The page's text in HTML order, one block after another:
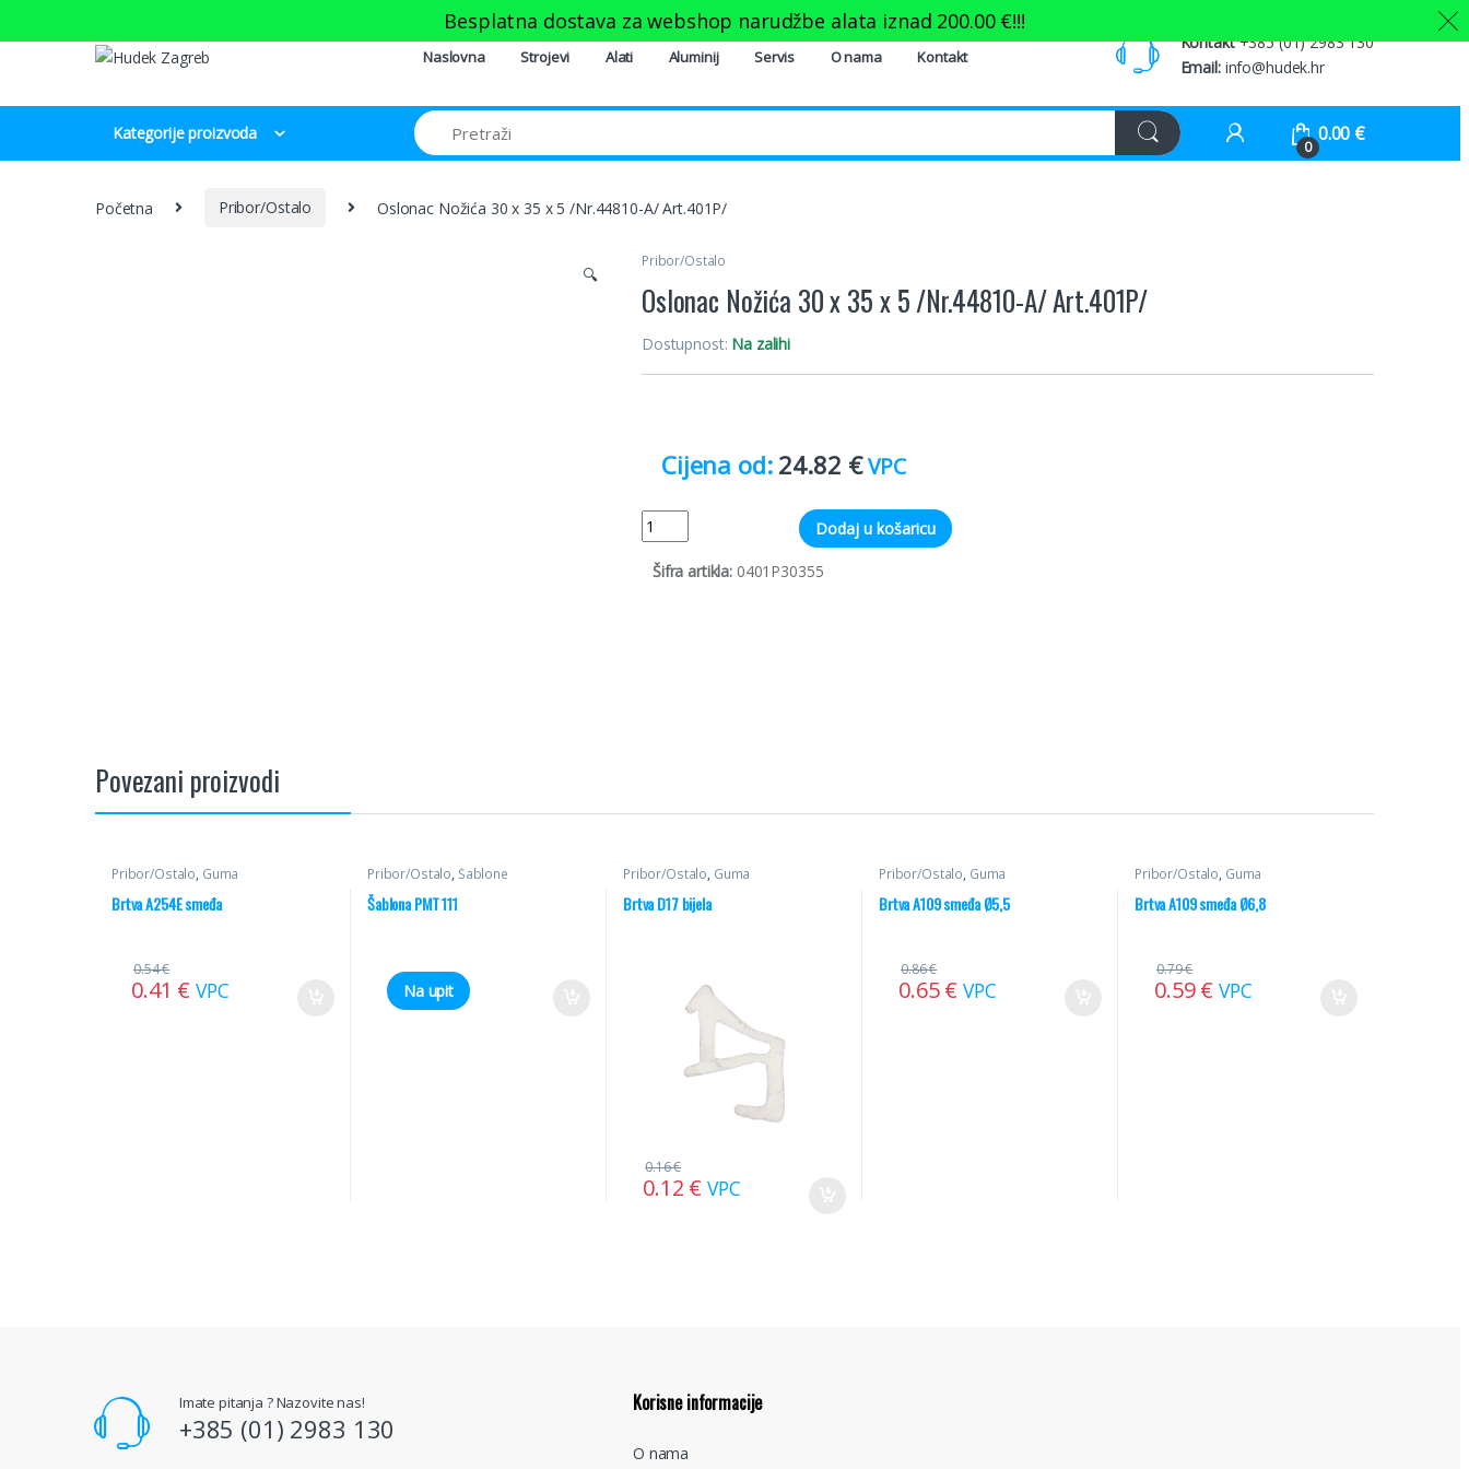
Naslovna Strojevi Alati Aluminij Servis O nama Kontakt
Kontakt+385 (01) 2983 130
Email:info@hudek.hr
Kategorije proizvoda
0
0.00 €
Početna Pribor/Ostalo Oslonac Nožića 30 x 35 x 5 /Nr.44810-A/ Art.401P/
🔍
Pribor/Ostalo
Oslonac Nožića 30 x 35 x 5 /Nr.44810-A/ Art.401P/
Dostupnost: Na zalihi
24.82 € VPC
Quantity Dodaj u košaricu
Šifra artikla: 0401P30355
Povezani proizvodi
Pribor/Ostalo, Guma
Brtva A254E smeđa
0.41 €
0.54€
VPC
Pribor/Ostalo, Šablone
Šablona PMT 111
Na upit
Pribor/Ostalo, Guma
Brtva D17 bijela
0.12 €
0.16€
VPC
Pribor/Ostalo, Guma
Brtva A109 smeđa Ø5,5
0.65€
0.86€
VPC
Pribor/Ostalo, Guma
Brtva A109 smeđa Ø6,8
0.59€
0.79€
VPC
Imate pitanja ? Nazovite nas!
+385 (01) 2983 130
Korisne informacije
O nama
Besplatna dostava za webshop narudžbe alata iznad 200.00 €!!!